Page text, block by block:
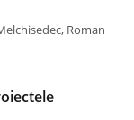
Roman